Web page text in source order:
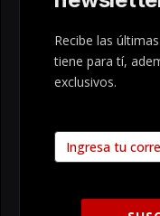
Recibe las
tiene para tí,
exclusivos.